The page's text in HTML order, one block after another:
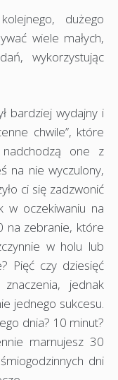
dużego
wiele małych,
wykorzystując
bardziej wydajny i
chwile”, które
one z
na nie wyczulony,
ci się zadzwonić
w oczekiwaniu na
na zebranie, które
w holu lub
Pięć czy dziesięć
jednak
jednego sukcesu.
dnia? 10 minut?
marnujesz 30
dni